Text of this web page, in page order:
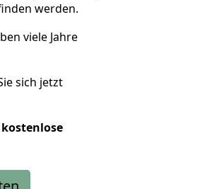
werden.
viele Jahre
sich jetzt
kostenlose